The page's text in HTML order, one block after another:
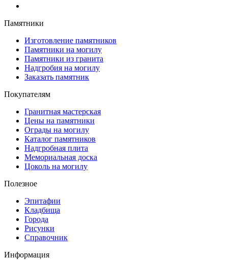
Памятники
Изготовление памятников
Памятники на могилу
Памятники из гранита
Надгробия на могилу
Заказать памятник
Покупателям
Гранитная мастерская
Цены на памятники
Ограды на могилу
Каталог памятников
Надгробная плита
Мемориальная доска
Цоколь на могилу
Полезное
Эпитафии
Кладбища
Города
Рисунки
Справочник
Информация